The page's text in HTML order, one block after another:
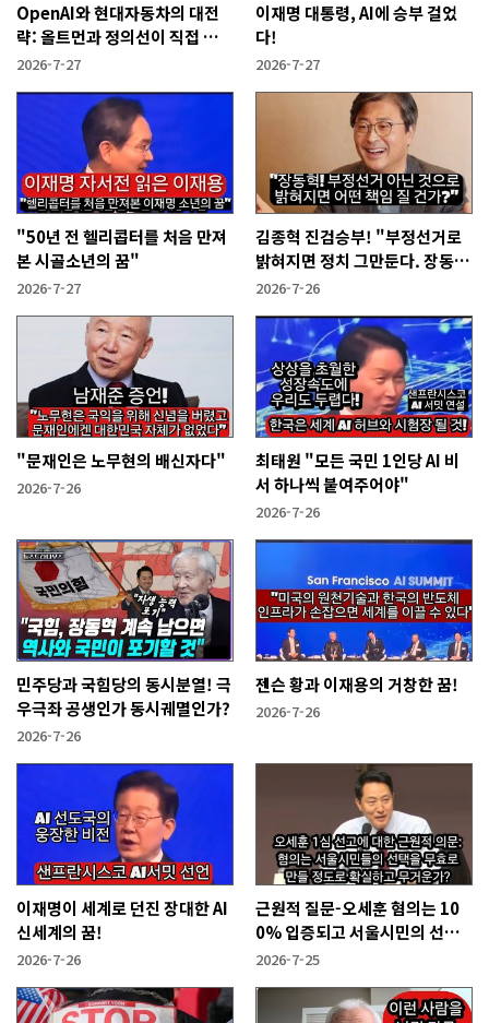
OpenAI와 현대자동차의 대전
략: 올트먼과 정의선이 직접 설
명한다!
2026-7-27
이재명 대통령, AI에 승부 걸었
다!
2026-7-27
"50년 전 헬리콥터를 처음 만져
본 시골소년의 꿈"
2026-7-27
김종혁 진검승부! "부정선거로
밝혀지면 정치 그만둔다. 장동혁
당신들은?"
2026-7-26
"문재인은 노무현의 배신자다"
2026-7-26
최태원 "모든 국민 1인당 AI 비
서 하나씩 붙여주어야"
2026-7-26
민주당과 국힘당의 동시분열! 극
우극좌 공생인가 동시궤멸인가?
2026-7-26
젠슨 황과 이재용의 거창한 꿈!
2026-7-26
이재명이 세계로 던진 장대한 AI
신세계의 꿈!
2026-7-26
근원적 질문-오세훈 혐의는 10
0% 입증되고 서울시민의 선택
을 무효화시킬 만큼 무겁나?
2026-7-25